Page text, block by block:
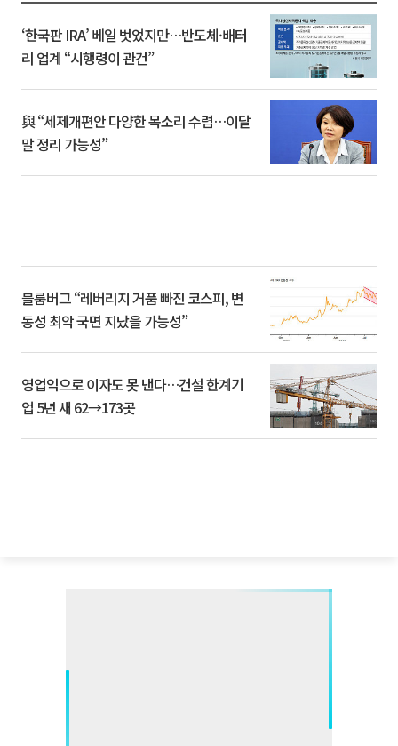
‘한국판 IRA’ 베일 벗었지만…반도체·배터
리 업계 “시행령이 관건”
與 “세제개편안 다양한 목소리 수렴…이달
말 정리 가능성”
블룸버그 “레버리지 거품 빠진 코스피, 변
동성 최악 국면 지났을 가능성”
영업익으로 이자도 못 낸다…건설 한계기
업 5년 새 62→173곳